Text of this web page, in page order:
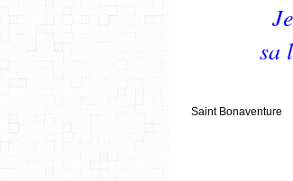
sa
Saint Bonaventure